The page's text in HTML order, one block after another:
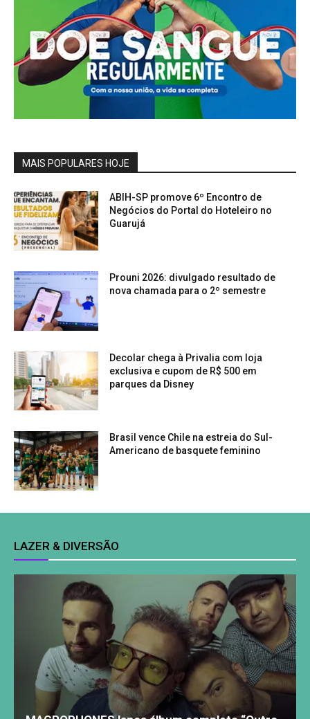
MAIS POPULARES HOJE
ABIH-SP promove 6º Encontro de
Negócios do Portal do Hoteleiro no
Guarujá
Prouni 2026: divulgado resultado de
nova chamada para o 2º semestre
Decolar chega à Privalia com loja
exclusiva e cupom de R$ 500 em
parques da Disney
Brasil vence Chile na estreia do Sul-
Americano de basquete feminino
LAZER & DIVERSÃO